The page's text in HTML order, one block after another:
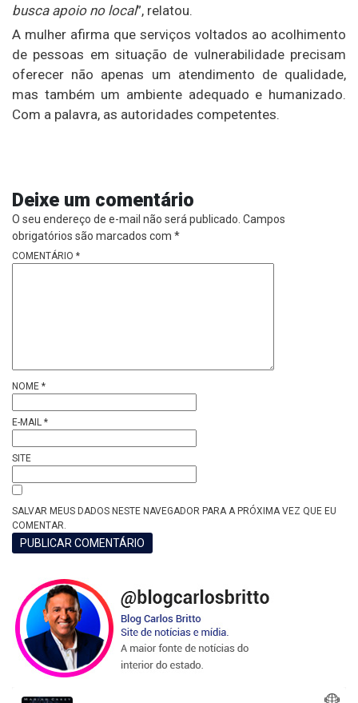
busca apoio no local”, relatou.
A mulher afirma que serviços voltados ao acolhimento
de pessoas em situação de vulnerabilidade precisam
oferecer não apenas um atendimento de qualidade,
mas também um ambiente adequado e humanizado.
Com a palavra, as autoridades competentes.
Deixe um comentário
O seu endereço de e-mail não será publicado. Campos
obrigatórios são marcados com *
COMENTÁRIO *
NOME *
E-MAIL *
SITE
SALVAR MEUS DADOS NESTE NAVEGADOR PARA A PRÓXIMA VEZ QUE EU
COMENTAR.